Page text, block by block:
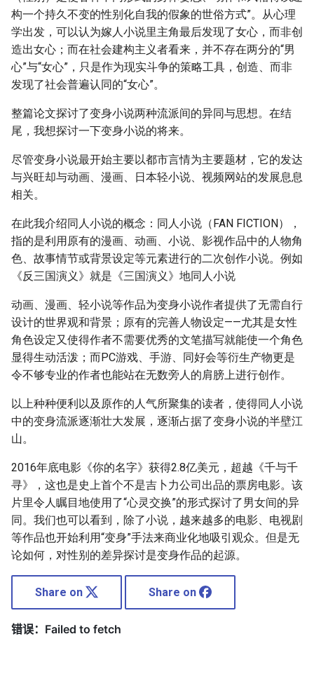
构一个持久不变的性别化自我的假象的世俗方式”。从心理
学出发，可以认为嫁人小说里主角最后发现了女心，而非创
造出女心；而在社会建构主义者看来，并不存在两分的“男
心”与“女心”，只是作为现实斗争的策略工具，创造、而非
发现了社会普遍认同的“女心”。
整篇论文探讨了变身小说两种流派间的异同与思想。在结
尾，我想探讨一下变身小说的将来。
尽管变身小说最开始主要以都市言情为主要题材，它的发达
与兴旺却与动画、漫画、日本轻小说、视频网站的发展息息
相关。
在此我介绍同人小说的概念：同人小说（FAN FICTION），
指的是利用原有的漫画、动画、小说、影视作品中的人物角
色、故事情节或背景设定等元素进行的二次创作小说。例如
《反三国演义》就是《三国演义》地同人小说
动画、漫画、轻小说等作品为变身小说作者提供了无需自行
设计的世界观和背景；原有的完善人物设定——尤其是女性
角色设定又使得作者不需要优秀的文笔描写就能使一个角色
显得生动活泼；而PC游戏、手游、同好会等衍生产物更是
令不够专业的作者也能站在无数旁人的肩膀上进行创作。
以上种种便利以及原作的人气所聚集的读者，使得同人小说
中的变身流派逐渐壮大发展，逐渐占据了变身小说的半壁江
山。
2016年底电影《你的名字》获得2.8亿美元，超越《千与千
寻》，这也是史上首个不是吉卜力公司出品的票房电影。该
片里令人瞩目地使用了“心灵交换”的形式探讨了男女间的异
同。我们也可以看到，除了小说，越来越多的电影、电视剧
等作品也开始利用“变身”手法来商业化地吸引观众。但是无
论如何，对性别的差异探讨是变身作品的起源。
Share on Share on